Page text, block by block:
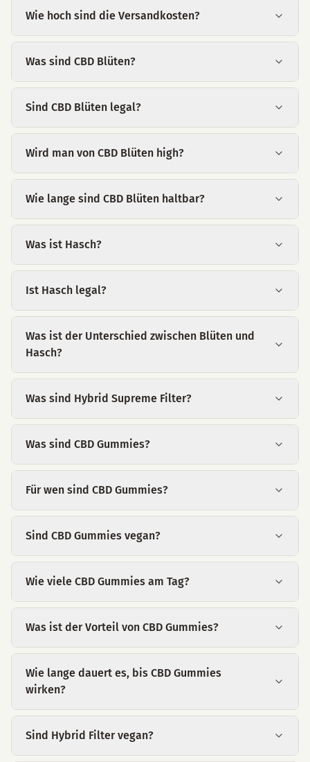
Wie hoch sind die Versandkosten?
Was sind CBD Blüten?
Sind CBD Blüten legal?
Wird man von CBD Blüten high?
Wie lange sind CBD Blüten haltbar?
Was ist Hasch?
Ist Hasch legal?
Was ist der Unterschied zwischen Blüten und
Hasch?
Was sind Hybrid Supreme Filter?
Was sind CBD Gummies?
Für wen sind CBD Gummies?
Sind CBD Gummies vegan?
Wie viele CBD Gummies am Tag?
Was ist der Vorteil von CBD Gummies?
Wie lange dauert es, bis CBD Gummies
wirken?
Sind Hybrid Filter vegan?